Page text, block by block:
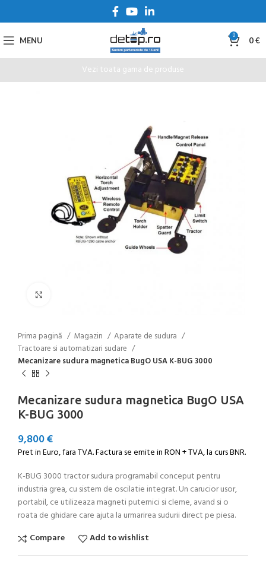
MENU 0 0€
Vezi toata gama de produse
Prima pagină Magazin
Aparate de sudura
Tractoare si automatizari sudare
Mecanizare sudura magnetica BugO USA K-BUG 3000
Mecanizare sudura magnetica BugO USA
K-BUG 3000
9,800€
Pret in Euro, fara TVA. Factura se emite in RON + TVA, la curs BNR.
K-BUG 3000 tractor sudura programabil conceput pentru
industria grea, cu sistem de oscilatie integrat. Un carucior usor,
portabil, ce utilizeaza magneti puternici si cleme, avand si o
roata de ghidare care ajuta la urmarirea sudurii direct pe piesa.
Compare
Add to wishlist